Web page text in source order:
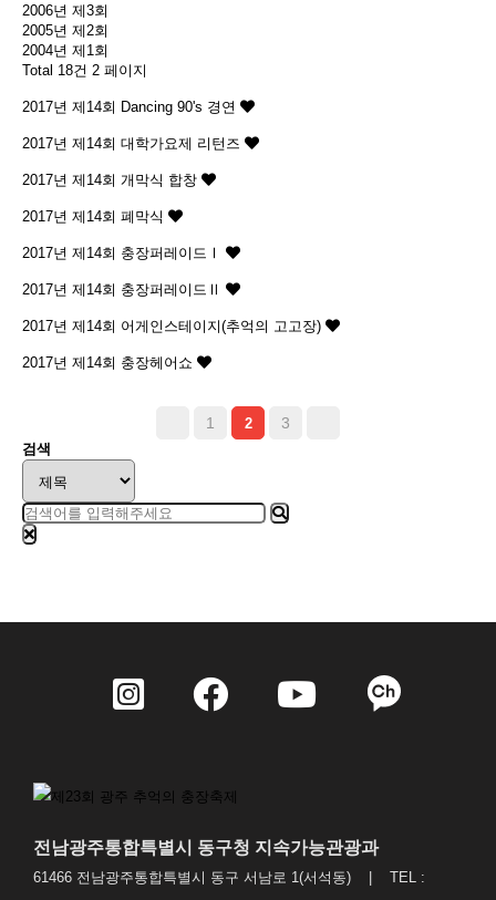
2006년 제3회
2005년 제2회
2004년 제1회
Total 18건 2 페이지
2017년 제14회 Dancing 90's 경연
2017년 제14회 대학가요제 리턴즈
2017년 제14회 개막식 합창
2017년 제14회 폐막식
2017년 제14회 충장퍼레이드Ⅰ
2017년 제14회 충장퍼레이드Ⅱ
2017년 제14회 어게인스테이지(추억의 고고장)
2017년 제14회 충장헤어쇼
1 2 3
검색
전남광주통합특별시 동구청 지속가능관광과
61466 전남광주통합특별시 동구 서남로 1(서석동) | TEL :